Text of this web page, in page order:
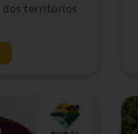
dos territórios